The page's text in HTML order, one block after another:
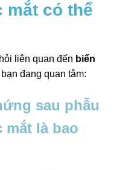
mắt có thể
liên quan đến biến
đang quan tâm:
sau phẫu
là bao